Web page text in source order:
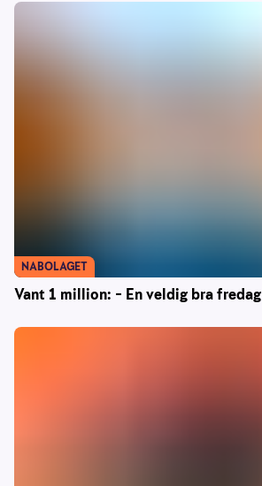
Vant 1 million: – En veldig bra fredag
NABOLAGET